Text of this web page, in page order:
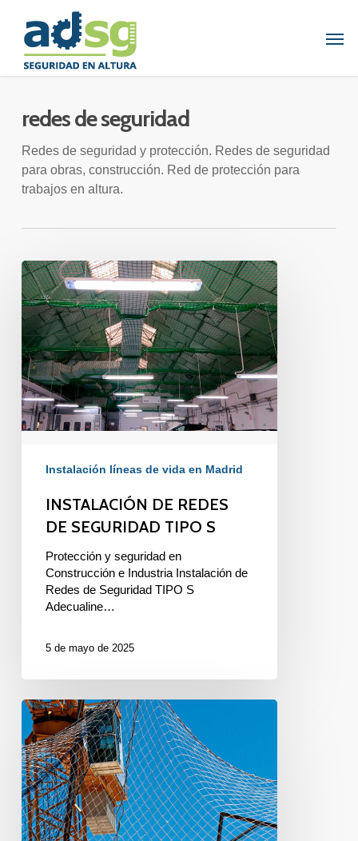
main
content
redes de seguridad
Redes de seguridad y protección. Redes de seguridad
para obras, construcción. Red de protección para
trabajos en altura.
INSTALACIÓN
DE
REDES
DE
SEGURIDAD
TIPO
S
Instalación líneas de vida en Madrid
INSTALACIÓN DE REDES
DE SEGURIDAD TIPO S
Protección y seguridad en
Construcción e Industria Instalación de
Redes de Seguridad TIPO S
Adecualine…
5 de mayo de 2025
¿POR
QUÉ
INSTALAR
REDES
DE
SEGURIDAD?